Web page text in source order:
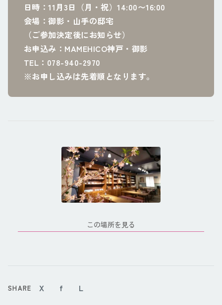
日時：11月3日（月・祝）14:00〜16:00
会場：御影・山手の邸宅
（ご参加決定後にお知らせ）
お申込み：MAMEHICO神戸・御影
TEL：078-940-2970
※お申し込みは先着順となります。
この場所を見る
SHARE X f L